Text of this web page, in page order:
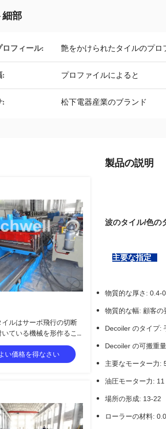
細部
フィール: 艶をかけられたタイルのプロ
: プロファイルによると
: 松下電器産業のブランド
ルはサーボ飛行の切断
ている機械を形作るこ
します
い価格を得なさい
製品の説明
波のタイル/色の
主要な指定
物質的な厚さ: 0.4-
物質的な幅: 顧客
Decoiler のタイプ:
Decoiler の可搬重
主要なモーター力:
油圧モーター力: 11
場所の形成: 13-22
ローラーの材料: